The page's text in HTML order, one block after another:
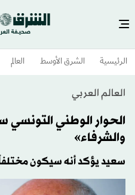
الرئيسية الشرق الأوسط​ العالم
العالم العربي
الحوار الوطني
والشرفاء»
سعيد يؤكد أنه سيكون